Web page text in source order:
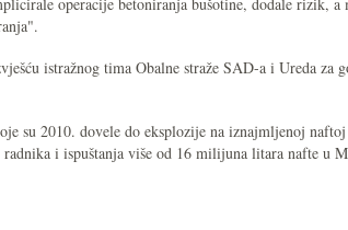
istražnog tima Obalne straže SAD-a i Ureda za
su 2010. dovele do eksplozije na iznajmljenoj
i ispuštanja više od 16 milijuna litara nafte u